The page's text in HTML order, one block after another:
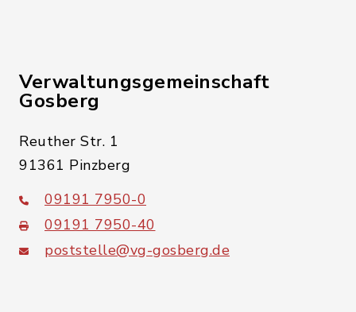
Verwaltungsgemeinschaft
Gosberg
Reuther Str. 1
91361 Pinzberg
09191 7950-0
09191 7950-40
poststelle@vg-gosberg.de